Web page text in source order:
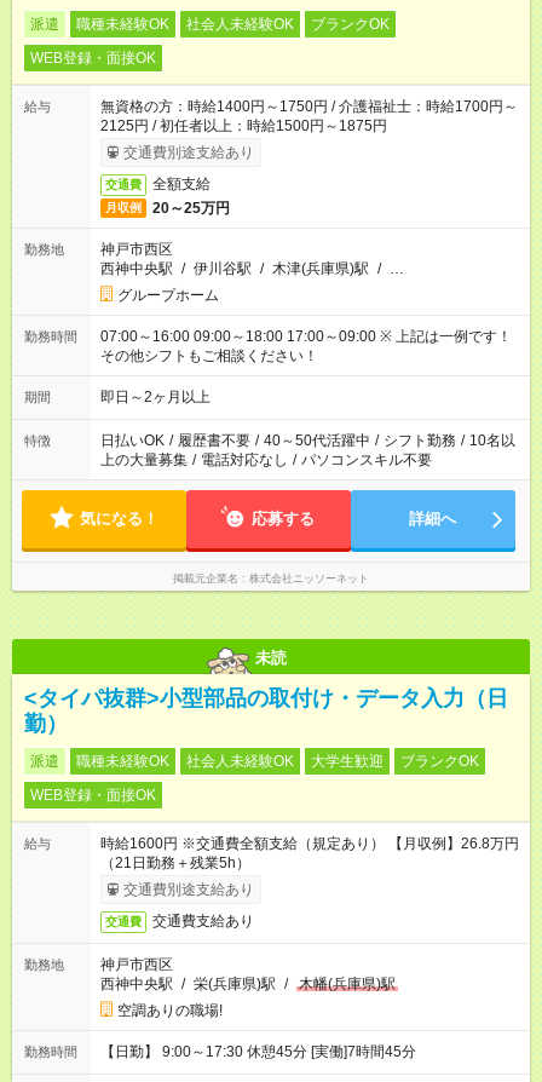
派遣 職種未経験OK 社会人未経験OK
ブランクOK
WEB登録・面接OK
給与
無資格の方：時給1400円～1750円 / 介護福祉士：時給1700円～
2125円 / 初任者以上：時給1500円～1875円
交通費別途支給あり
交通費 全額支給
月収例 20～25万円
勤務地
神戸市西区
西神中央駅 / 伊川谷駅 / 木津(兵庫県)駅 / …
グループホーム
勤務時間
07:00～16:00 09:00～18:00 17:00～09:00 ※ 上記は一例です！
その他シフトもご相談ください！
期間 即日～2ヶ月以上
特徴 日払いOK / 履歴書不要 / 40～50代活躍中 / シフト勤務 / 10名以
上の大量募集 / 電話対応なし / パソコンスキル不要
気になる！ 応募する 詳細へ
掲載元企業名 株式会社ニッソーネット
未読
<タイパ抜群>小型部品の取付け・データ入力（日
勤）
派遣 職種未経験OK 社会人未経験OK 大学生歓迎
ブランクOK
WEB登録・面接OK
給与
時給1600円 ※交通費全額支給（規定あり） 【月収例】26.8万円
（21日勤務＋残業5h）
交通費別途支給あり
交通費 交通費支給あり
勤務地
神戸市西区
西神中央駅 / 栄(兵庫県)駅 / 木幡(兵庫県)駅
空調ありの職場!
勤務時間 【日勤】 9:00～17:30 休憩45分 [実働]7時間45分